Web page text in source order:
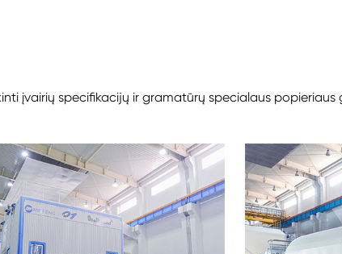
įvairių specifikacijų ir gramatūrų specialaus popieriaus